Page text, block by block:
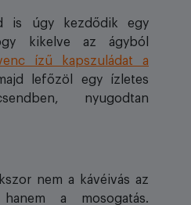
is úgy kezdődik egy
kikelve az ágyból
ízű kapszuládat a
lefőzöl egy ízletes
nyugodtan
nem a kávéivás az
a mosogatás.